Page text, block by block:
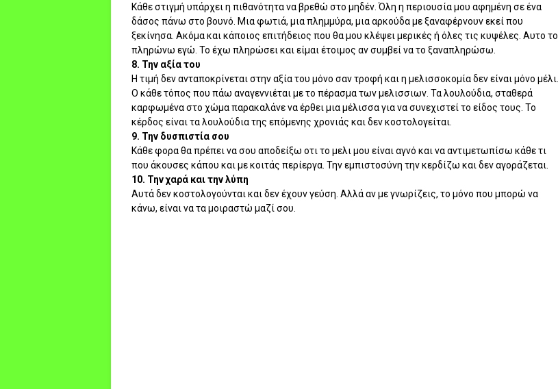
Κάθε στιγμή υπάρχει η πιθανότητα να βρεθώ στο μηδέν. Όλη η περιουσία μου αφημένη σε ένα
δάσος πάνω στο βουνό. Μια φωτιά, μια πλημμύρα, μια αρκούδα με ξαναφέρνουν εκεί που
ξεκίνησα. Ακόμα και κάποιος επιτήδειος που θα μου κλέψει μερικές ή όλες τις κυψέλες. Αυτο το
πληρώνω εγώ. Το έχω πληρώσει και είμαι έτοιμος αν συμβεί να το ξαναπληρώσω.
8. Την αξία του
Η τιμή δεν ανταποκρίνεται στην αξία του μόνο σαν τροφή και η μελισσοκομία δεν είναι μόνο μέλι.
Ο κάθε τόπος που πάω αναγεννιέται με το πέρασμα των μελισσιων. Τα λουλούδια, σταθερά
καρφωμένα στο χώμα παρακαλάνε να έρθει μια μέλισσα για να συνεχιστεί το είδος τους. Το
κέρδος είναι τα λουλούδια της επόμενης χρονιάς και δεν κοστολογείται.
9. Την δυσπιστία σου
Κάθε φορα θα πρέπει να σου αποδείξω οτι το μελι μου είναι αγνό και να αντιμετωπίσω κάθε τι
που άκουσες κάπου και με κοιτάς περίεργα. Την εμπιστοσύνη την κερδίζω και δεν αγοράζεται.
10. Την χαρά και την λύπη
Αυτά δεν κοστολογούνται και δεν έχουν γεύση. Αλλά αν με γνωρίζεις, το μόνο που μπορώ να
κάνω, είναι να τα μοιραστώ μαζί σου.